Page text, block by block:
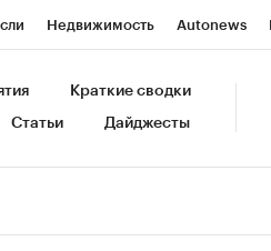
Недвижимость Autonews
Спецпроекты СПб
Краткие сводки
Статьи Дайджесты